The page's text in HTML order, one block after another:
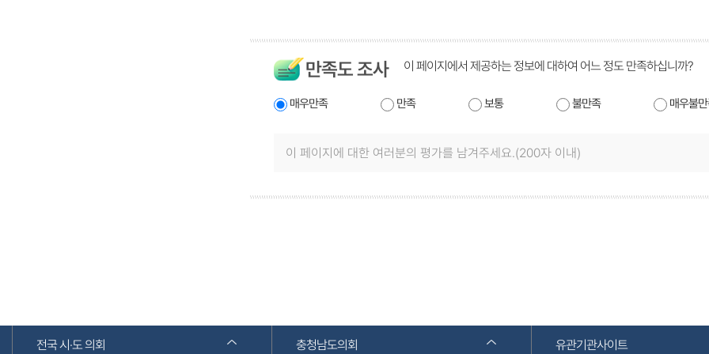
만족도 조사 이 페이지에서 제공하는 정보에 대하여 어느 정도 만족하십니까?
매우만족 만족 보통 불만족 매우불
전국 시·도 의회 충청남도의회 유관기관사이트